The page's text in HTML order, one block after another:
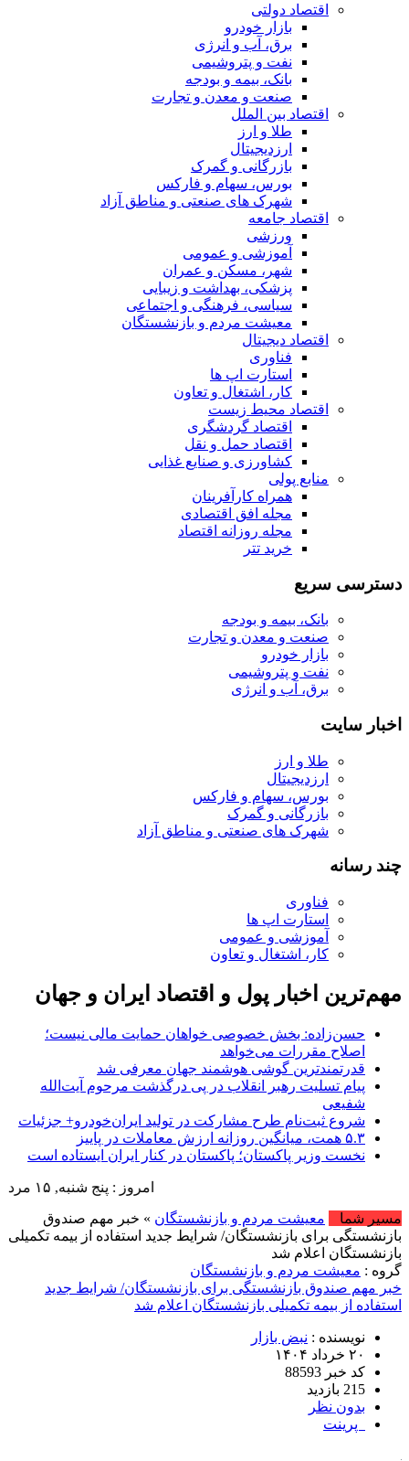
اقتصاد دولتی
بازار خودرو
برق، آب و انرژی
نفت و پتروشیمی
بانک، بیمه و بودجه
صنعت و معدن و تجارت
اقتصاد بین الملل
طلا و ارز
ارزدیجیتال
بازرگانی و گمرک
بورس، سهام و فارکس
شهرک های صنعتی و مناطق آزاد
اقتصاد جامعه
ورزشی
آموزشی و عمومی
شهر، مسکن و عمران
پزشکی، بهداشت و زیبایی
سیاسی، فرهنگی و اجتماعی
معیشت مردم و بازنشستگان
اقتصاد دیجیتال
فناوری
استارت اپ ها
کار، اشتغال و تعاون
اقتصاد محیط زیست
اقتصاد گردشگری
اقتصاد حمل و نقل
کشاورزی و صنایع غذایی
منابع پولی
همراه کارآفرینان
مجله افق اقتصادی
مجله روزانه اقتصاد
خرید تتر
دسترسی سریع
بانک، بیمه و بودجه
صنعت و معدن و تجارت
بازار خودرو
نفت و پتروشیمی
برق، آب و انرژی
اخبار سایت
طلا و ارز
ارزدیجیتال
بورس، سهام و فارکس
بازرگانی و گمرک
شهرک های صنعتی و مناطق آزاد
چند رسانه
فناوری
استارت اپ ها
آموزشی و عمومی
کار، اشتغال و تعاون
مهم‌ترین اخبار پول و اقتصاد ایران و جهان
حسن‌زاده: بخش خصوصی خواهان حمایت مالی نیست؛
اصلاح مقررات می‌خواهد
قدرتمندترین گوشی هوشمند جهان معرفی شد
پیام تسلیت رهبر انقلاب در پی درگذشت مرحوم آیت‌الله
شفیعی
شروع ثبت‌نام طرح مشارکت در تولید ایران‌خودرو+ جزئیات
۵.۳ همت، میانگین روزانه ارزش معاملات در پاییز
نخست وزیر پاکستان؛ پاکستان در کنار ایران ایستاده است
امروز : پنج شنبه, ۱۵ مرداد , ۱۴۰۵ .::. برابر با : Thursday, 6 August , 2026 .::. اخبار منتشر شده : 40 خبر
مسیر شما
معیشت مردم و بازنشستگان » خبر مهم صندوق
بازنشستگی برای بازنشستگان/ شرایط جدید استفاده از بیمه تکمیلی
بازنشستگان اعلام شد
گروه : معیشت مردم و بازنشستگان
خبر مهم صندوق بازنشستگی برای بازنشستگان/ شرایط جدید
استفاده از بیمه تکمیلی بازنشستگان اعلام شد
نویسنده : نبض بازار
۲۰ خرداد ۱۴۰۴
کد خبر 88593
215 بازدید
بدون نظر
پرینت